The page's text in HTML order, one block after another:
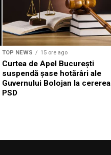
TOP NEWS 15 ore ago
Curtea de Apel București
suspendă șase hotărâri ale
Guvernului Bolojan la cererea
PSD